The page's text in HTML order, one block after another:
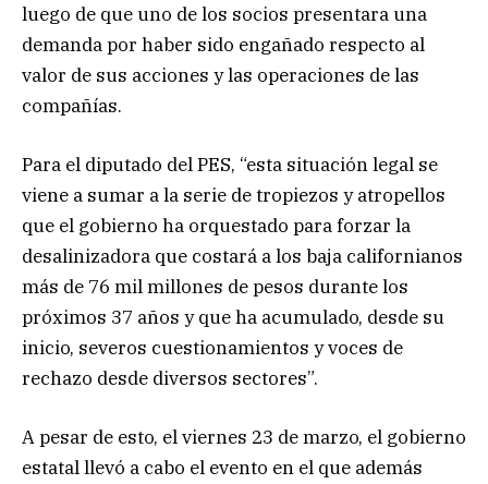
luego de que uno de los socios presentara una
demanda por haber sido engañado respecto al
valor de sus acciones y las operaciones de las
compañías.
Para el diputado del PES, “esta situación legal se
viene a sumar a la serie de tropiezos y atropellos
que el gobierno ha orquestado para forzar la
desalinizadora que costará a los baja californianos
más de 76 mil millones de pesos durante los
próximos 37 años y que ha acumulado, desde su
inicio, severos cuestionamientos y voces de
rechazo desde diversos sectores”.
A pesar de esto, el viernes 23 de marzo, el gobierno
estatal llevó a cabo el evento en el que además